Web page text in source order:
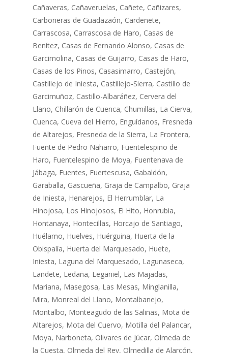
Cañaveras, Cañaveruelas, Cañete, Cañizares,
Carboneras de Guadazaón, Cardenete,
Carrascosa, Carrascosa de Haro, Casas de
Benítez, Casas de Fernando Alonso, Casas de
Garcimolina, Casas de Guijarro, Casas de Haro,
Casas de los Pinos, Casasimarro, Castejón,
Castillejo de Iniesta, Castillejo-Sierra, Castillo de
Garcimuñoz, Castillo-Albaráñez, Cervera del
Llano, Chillarón de Cuenca, Chumillas, La Cierva,
Cuenca, Cueva del Hierro, Enguídanos, Fresneda
de Altarejos, Fresneda de la Sierra, La Frontera,
Fuente de Pedro Naharro, Fuentelespino de
Haro, Fuentelespino de Moya, Fuentenava de
Jábaga, Fuentes, Fuertescusa, Gabaldón,
Garaballa, Gascueña, Graja de Campalbo, Graja
de Iniesta, Henarejos, El Herrumblar, La
Hinojosa, Los Hinojosos, El Hito, Honrubia,
Hontanaya, Hontecillas, Horcajo de Santiago,
Huélamo, Huelves, Huérguina, Huerta de la
Obispalía, Huerta del Marquesado, Huete,
Iniesta, Laguna del Marquesado, Lagunaseca,
Landete, Ledaña, Leganiel, Las Majadas,
Mariana, Masegosa, Las Mesas, Minglanilla,
Mira, Monreal del Llano, Montalbanejo,
Montalbo, Monteagudo de las Salinas, Mota de
Altarejos, Mota del Cuervo, Motilla del Palancar,
Moya, Narboneta, Olivares de Júcar, Olmeda de
la Cuesta, Olmeda del Rey, Olmedilla de Alarcón,